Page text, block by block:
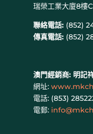
瑞榮工業大廈8樓
聯絡電話: (852)
傳真電話:(852)
澳門經銷商: 明記
網址:
電話: (853)
電郵: